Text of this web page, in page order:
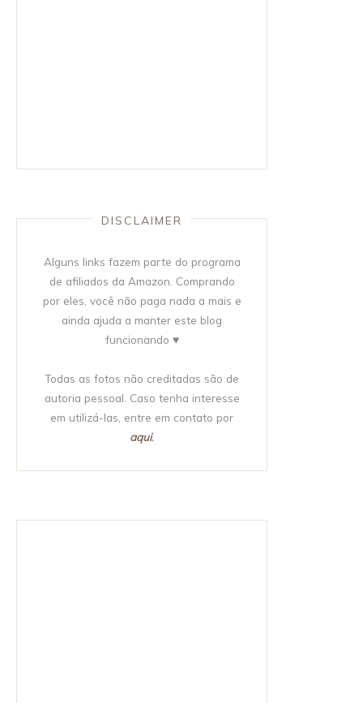
DISCLAIMER
Alguns links fazem parte do programa
de afiliados da Amazon. Comprando
por eles, você não paga nada a mais e
ainda ajuda a manter este blog
funcionando ♥
Todas as fotos não creditadas são de
autoria pessoal. Caso tenha interesse
em utilizá-las, entre em contato por
aqui.